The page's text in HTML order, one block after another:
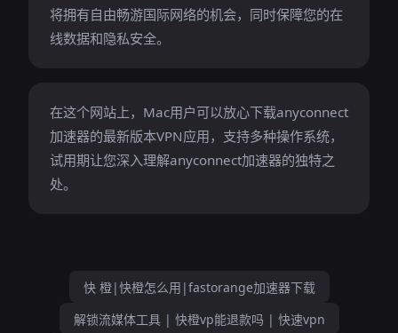
将拥有自由畅游国际网络的机会，同时保障您的在
线数据和隐私安全。
在这个网站上，Mac用户可以放心下载anyconnect
加速器的最新版本VPN应用，支持多种操作系统，
试用期让您深入理解anyconnect加速器的独特之
处。
快 橙|快橙怎么用|fastorange加速器下载
解锁流媒体工具 | 快橙vp能退款吗 | 快速vpn